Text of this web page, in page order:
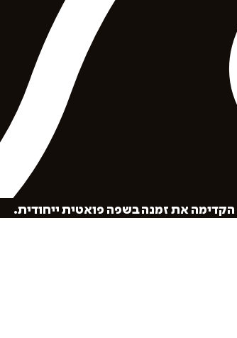
את זמנה בשפה פואטית ייחודית.